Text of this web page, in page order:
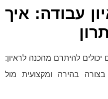
עבודה: איך
יכולים להיתרם מהכנה לראיון:
בהירה ומקצועית מול